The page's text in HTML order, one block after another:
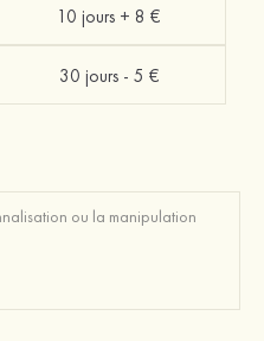
10 jours + 8 €
30 jours - 5 €